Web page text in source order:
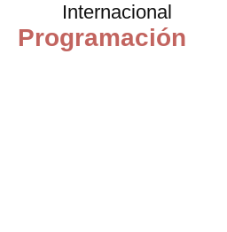
Internacional
Programación